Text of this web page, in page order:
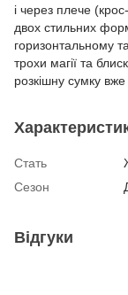
і через плече
двох стильних
горизонтальному
трохи магії та
розкішну сумку вже
Стать
Сезон
Відгуки